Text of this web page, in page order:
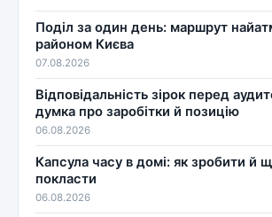
Поділ за один день: маршрут
районом Києва
07.08.2026
Відповідальність зірок перед
думка про заробітки й позицію
06.08.2026
Капсула часу в домі: як зробити й
покласти
06.08.2026